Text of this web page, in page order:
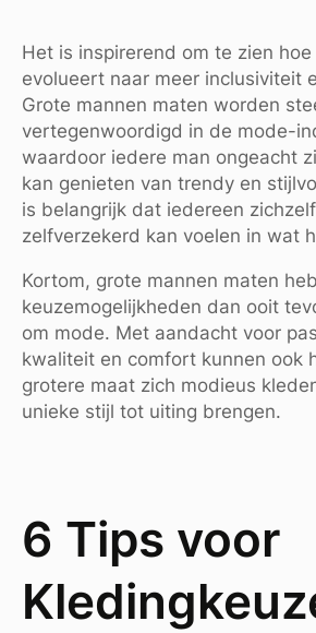
Het is inspirerend om te zien
evolueert naar meer inclusiviteit
Grote mannen maten worden
vertegenwoordigd in de mode-
waardoor iedere man ongeacht
kan genieten van trendy en
is belangrijk dat iedereen
zelfverzekerd kan voelen in wat
Kortom, grote mannen maten
keuzemogelijkheden dan ooit
om mode. Met aandacht voor
kwaliteit en comfort kunnen ook
grotere maat zich modieus
unieke stijl tot uiting brengen.
6 Tips voor